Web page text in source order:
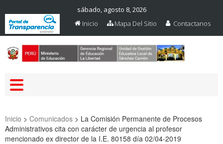
sábado, agosto 8, 2026
Inicio
Mapa Del Sitio Contactanos
Inicio > Comunicados > La Comisión Permanente de Procesos
Administrativos cita con carácter de urgencia al profesor
mencionado ex director de la I.E. 80158 día 02/04-2019